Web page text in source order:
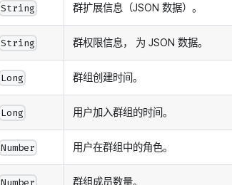
String 群扩展信息（JSON 数据）。
String 群权限信息， 为 JSON 数据。
Long 群组创建时间。
Long 用户加入群组的时间。
Number 用户在群组中的角色。
群组成员数量。